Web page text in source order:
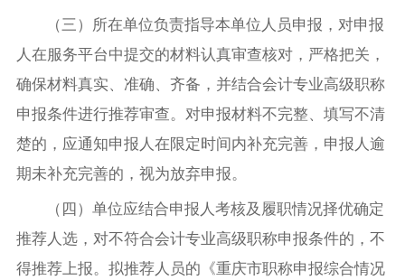
（三）所在单位负责指导本单位人员申报，对申报
人在服务平台中提交的材料认真审查核对，严格把关，
确保材料真实、准确、齐备，并结合会计专业高级职称
申报条件进行推荐审查。对申报材料不完整、填写不清
楚的，应通知申报人在限定时间内补充完善，申报人逾
期未补充完善的，视为放弃申报。
（四）单位应结合申报人考核及履职情况择优确定
推荐人选，对不符合会计专业高级职称申报条件的，不
得推荐上报。拟推荐人员的《重庆市职称申报综合情况